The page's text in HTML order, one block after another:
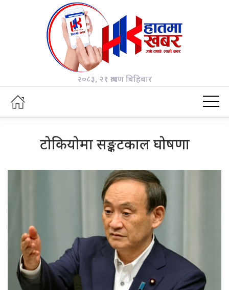
२०८३, २१ श्रावण बिहिबार
टोकियोमा सङ्कटकाल घोषणा